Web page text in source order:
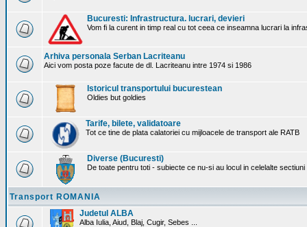
Bucuresti: Infrastructura. lucrari, devieri
Vom fi la curent in timp real cu tot ceea ce inseamna lucrari la
Arhiva personala Serban Lacriteanu
Aici vom posta poze facute de dl. Lacriteanu intre 1974 si 1986
Istoricul transportului bucurestean
Oldies but goldies
Tarife, bilete, validatoare
Tot ce tine de plata calatoriei cu mijloacele de transport ale RATB
Diverse (Bucuresti)
De toate pentru toti - subiecte ce nu-si au locul in celelalte
Transport ROMANIA
Judetul ALBA
Alba Iulia, Aiud, Blaj, Cugir, Sebes ...